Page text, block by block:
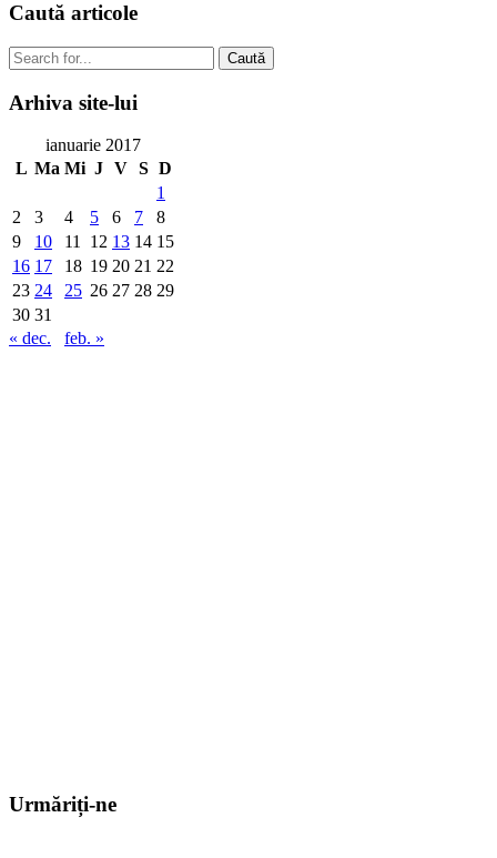
Caută articole
Caută
Arhiva site-lui
ianuarie 2017
L Ma Mi J V S D
1
2
3 4 5 6 7
8
9
10 11 12 13 14 15
16 17 18 19 20 21 22
23 24 25 26 27 28 29
30 31
« dec.
feb. »
Urmăriți-ne